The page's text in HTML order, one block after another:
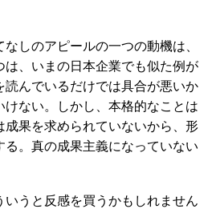
なしのアピールの一つの動機は、
は、いまの日本企業でも似た例が
読んでいるだけでは具合が悪いか
けない。しかし、本格的なことは
成果を求められていないから、形
る。真の成果主義になっていない
いうと反感を買うかもしれません